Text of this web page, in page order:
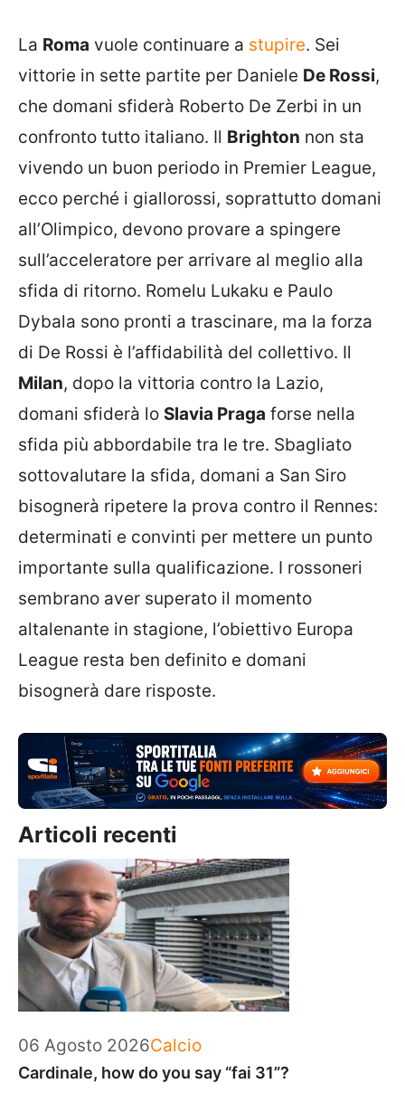
La Roma vuole continuare a stupire. Sei
vittorie in sette partite per Daniele De Rossi,
che domani sfiderà Roberto De Zerbi in un
confronto tutto italiano. Il Brighton non sta
vivendo un buon periodo in Premier League,
ecco perché i giallorossi, soprattutto domani
all’Olimpico, devono provare a spingere
sull’acceleratore per arrivare al meglio alla
sfida di ritorno. Romelu Lukaku e Paulo
Dybala sono pronti a trascinare, ma la forza
di De Rossi è l’affidabilità del collettivo. Il
Milan, dopo la vittoria contro la Lazio,
domani sfiderà lo Slavia Praga forse nella
sfida più abbordabile tra le tre. Sbagliato
sottovalutare la sfida, domani a San Siro
bisognerà ripetere la prova contro il Rennes:
determinati e convinti per mettere un punto
importante sulla qualificazione. I rossoneri
sembrano aver superato il momento
altalenante in stagione, l’obiettivo Europa
League resta ben definito e domani
bisognerà dare risposte.
Articoli recenti
06 Agosto 2026Categorie
Calcio
Cardinale, how do you say “fai 31”?